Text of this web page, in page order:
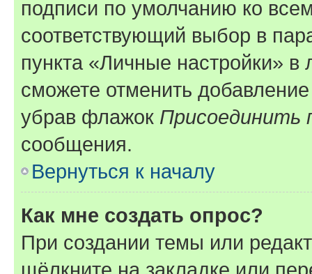
подписи по умолчанию ко
соответствующий выбор в
пункта «Личные настройки»
сможете отменить
убрав флажок Присоединить
сообщения.
Вернуться к началу
Как мне создать опрос?
При создании темы или
щёлкните на закладке или